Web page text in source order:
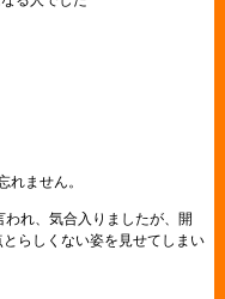
ません。
れ、気合入りましたが、開
らしくない姿を見せてしまい